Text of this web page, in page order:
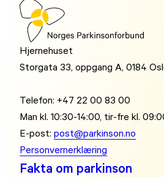
Hjernehuset
Storgata 33, oppgang A, 0184
Telefon: +47 22 00 83 00
Man kl. 10:30-14:00, tir-fre kl.
E-post:post@parkinson.no
Personvernerklæring
Fakta om parkinson